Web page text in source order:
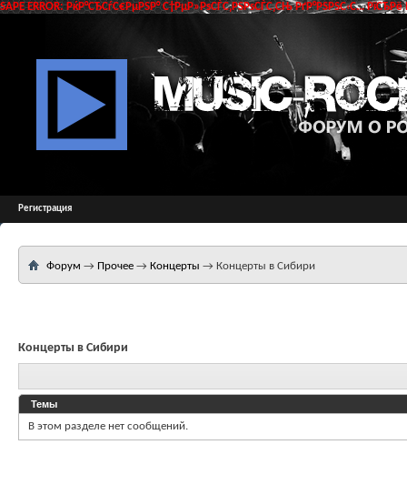
SAPE ERROR: РќР°СЂСѓС€РµРЅР° С†РµР»РѕСЃС‚РЅРѕСЃС‚СЊ РґР°РЅРЅС‹С…
Регистрация
Форум → Прочее → Концерты → Концерты в Сибири
Концерты в Сибири
Темы
В этом разделе нет сообщений.